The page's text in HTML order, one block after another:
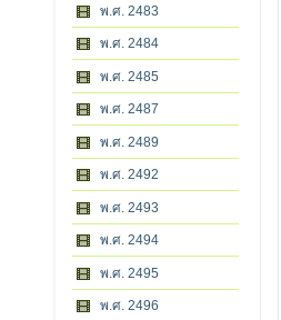
พ.ศ. 2483
พ.ศ. 2484
พ.ศ. 2485
พ.ศ. 2487
พ.ศ. 2489
พ.ศ. 2492
พ.ศ. 2493
พ.ศ. 2494
พ.ศ. 2495
พ.ศ. 2496